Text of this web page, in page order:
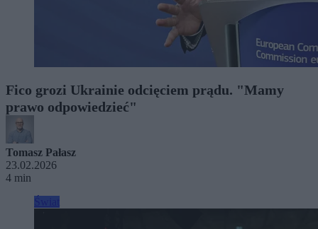
Fico grozi Ukrainie odcięciem prądu. "Mamy
prawo odpowiedzieć"
Tomasz Pałasz
23.02.2026
4 min